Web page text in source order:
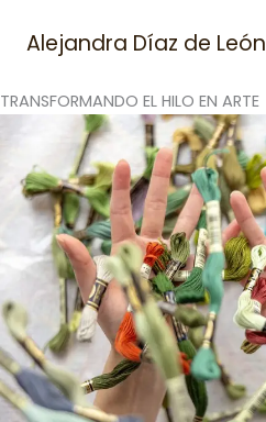
Alejandra Díaz de León
TRANSFORMANDO EL HILO EN ARTE